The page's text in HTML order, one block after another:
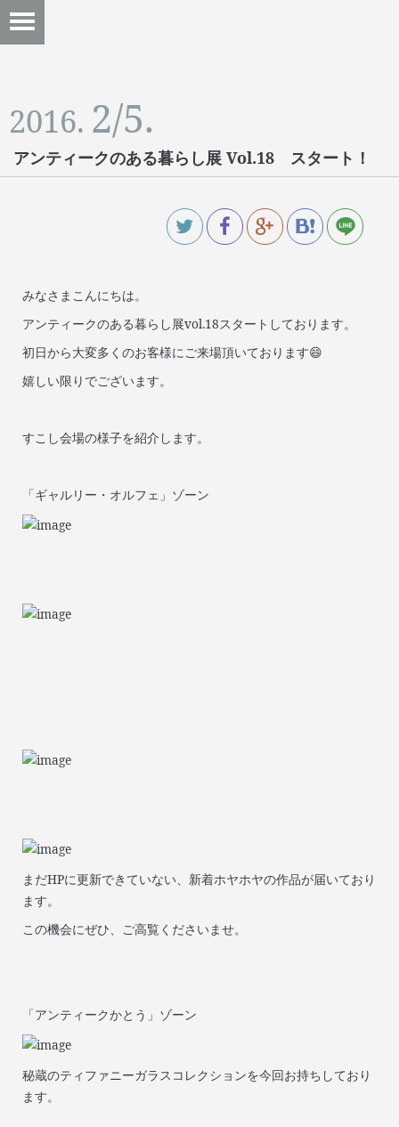
2016. 2/5.
アンティークのある暮らし展 Vol.18 スタート！
みなさまこんにちは。
アンティークのある暮らし展vol.18スタートしております。
初日から大変多くのお客様にご来場頂いております😄
嬉しい限りでございます。
すこし会場の様子を紹介します。
「ギャルリー・オルフェ」ゾーン
まだHPに更新できていない、新着ホヤホヤの作品が届いており
ます。
この機会にぜひ、ご高覧くださいませ。
「アンティークかとう」ゾーン
秘蔵のティファニーガラスコレクションを今回お持ちしており
ます。